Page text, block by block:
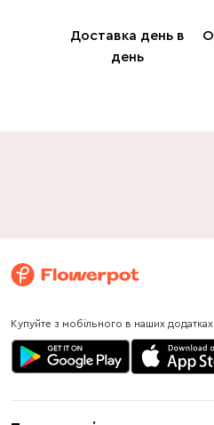
Доставка день в
день
Купуйте з мобільного в наших додатках